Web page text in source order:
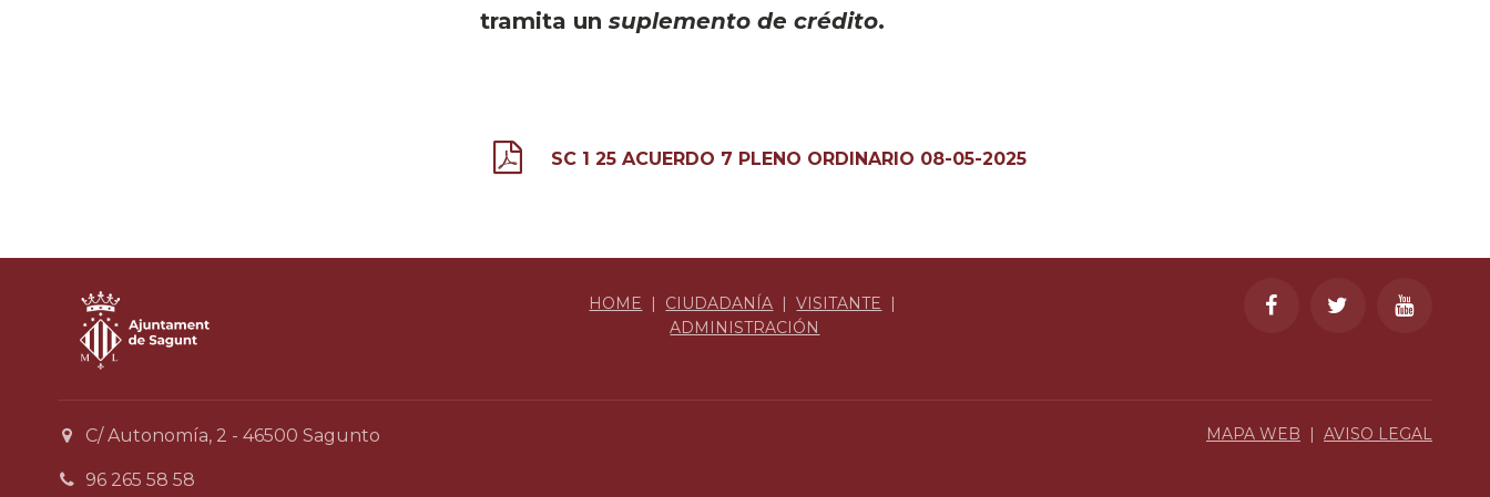
tramita unsuplemento de crédito.
SC 1 25 ACUERDO 7 PLENO ORDINARIO 08-05-2025
HOME | CIUDADANÍA |VISITANTE |
ADMINISTRACIÓN
C/ Autonomía, 2 - 46500 Sagunto
96 265 58 58
MAPA WEB | AVISO LEGAL